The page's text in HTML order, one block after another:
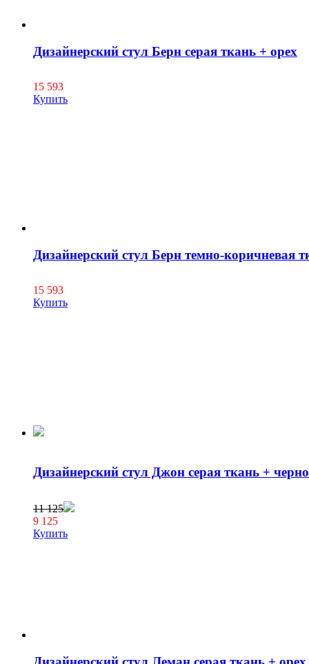
Дизайнерский стул Берн серая ткань + орех
15 593
Купить
Дизайнерский стул Берн темно-коричневая
15 593
Купить
Дизайнерский стул Джон серая ткань +
11 125
9 125
Купить